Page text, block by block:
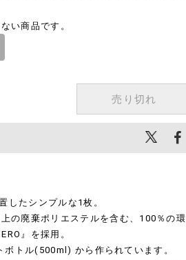
い商品です。
売り切れ
したシンプルな1枚。
の廃棄ポリエステルを含む、100％の環
』を採用。
トル(500ml) から作られています。